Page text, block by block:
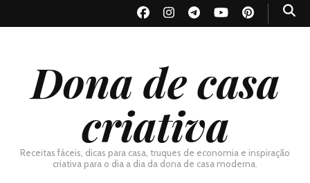
Dona de casa
criativa
Receitas fáceis, dicas para casa, truques de economia e inspiração
criativa para o dia a dia da dona de casa moderna.